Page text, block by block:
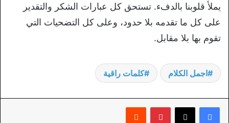
يملأ قلوبنا بالدفء. تستحق كل عبارات الشكر والتقدير
على كل ما تقدمه بلا حدود، وعلى كل التضحيات التي
تقوم بها بلا مقابل.
اجمل الكلام كلمات راقية
بينتيريست